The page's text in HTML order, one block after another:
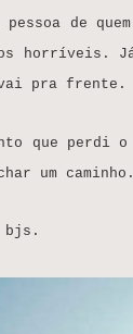
de
horríveis.
vai pra frente.
que perdi o
um
bjs.